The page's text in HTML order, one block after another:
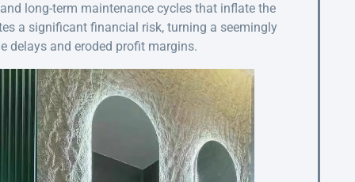
long-term maintenance cycles that inflate the
a significant financial risk, turning a seemingly
delays and eroded profit margins.